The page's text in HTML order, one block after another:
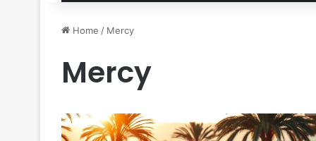
Home / Mercy
Mercy